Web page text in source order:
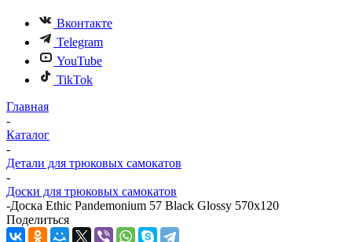
Вконтакте
Telegram
YouTube
TikTok
Главная
-
Каталог
-
Детали для трюковых самокатов
-
Доски для трюковых самокатов
-Доска Ethic Pandemonium 57 Black Glossy 570x120
Поделиться